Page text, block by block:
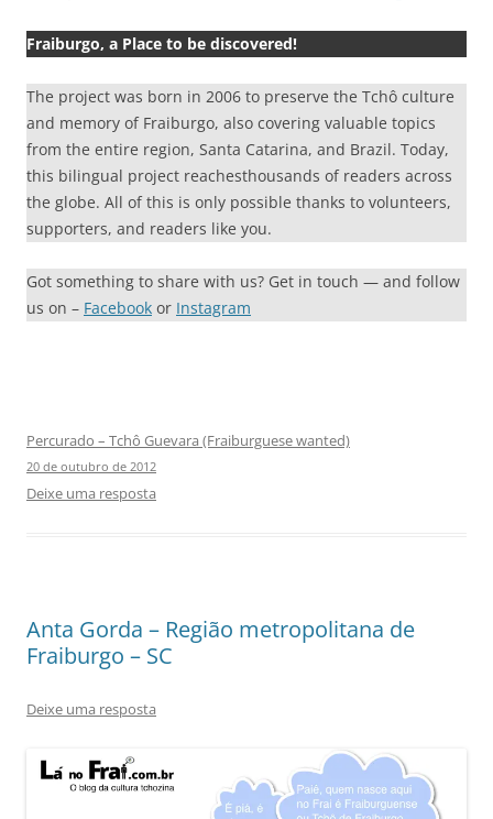
Fraiburgo, a Place to be discovered!
The project was born in 2006 to preserve the Tchô culture
and memory of Fraiburgo, also covering valuable topics
from the entire region, Santa Catarina, and Brazil. Today,
this bilingual project reachesthousands of readers across
the globe. All of this is only possible thanks to volunteers,
supporters, and readers like you.
Got something to share with us? Get in touch — and follow
us on – Facebook or Instagram
Percurado – Tchô Guevara (Fraiburguese wanted)
20 de outubro de 2012
Deixe uma resposta
Anta Gorda – Região metropolitana de
Fraiburgo – SC
Deixe uma resposta